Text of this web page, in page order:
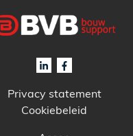
Privacy statement
Cookiebeleid